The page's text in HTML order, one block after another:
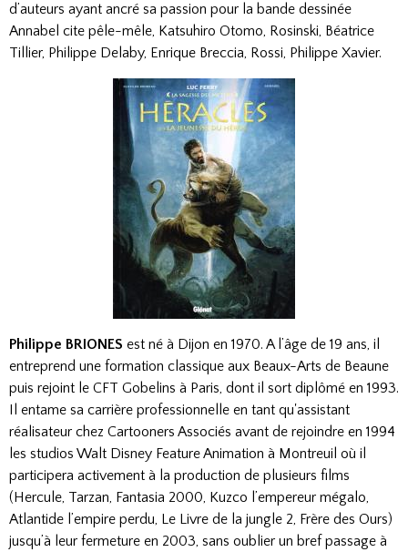
d’auteurs ayant ancré sa passion pour la bande dessinée
Annabel cite pêle-mêle, Katsuhiro Otomo, Rosinski, Béatrice
Tillier, Philippe Delaby, Enrique Breccia, Rossi, Philippe Xavier.
Philippe BRIONES est né à Dijon en 1970. A l’âge de 19 ans, il
entreprend une formation classique aux Beaux-Arts de Beaune
puis rejoint le CFT Gobelins à Paris, dont il sort diplômé en 1993.
Il entame sa carrière professionnelle en tant qu'assistant
réalisateur chez Cartooners Associés avant de rejoindre en 1994
les studios Walt Disney Feature Animation à Montreuil où il
participera activement à la production de plusieurs films
(Hercule, Tarzan, Fantasia 2000, Kuzco l’empereur mégalo,
Atlantide l’empire perdu, Le Livre de la jungle 2, Frère des Ours)
jusqu’à leur fermeture en 2003, sans oublier un bref passage à